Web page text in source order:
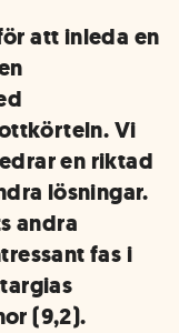
att inleda en
Vi
en riktad
lösningar.
andra
fas i
(9,2).